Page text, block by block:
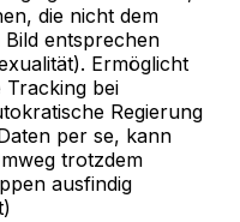
die nicht dem
entsprechen
Ermöglicht
Tracking bei
Regierung
per se, kann
trotzdem
ausfindig